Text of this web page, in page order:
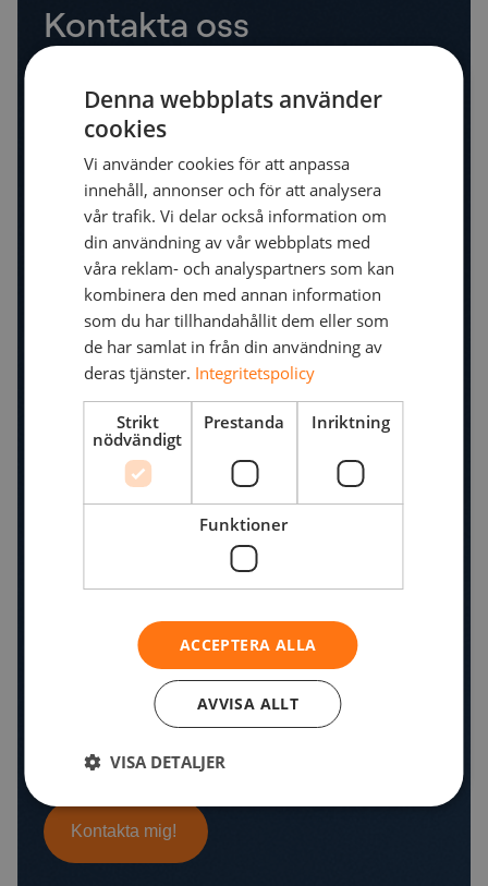
Kontakta oss
8 555 068 00
, skicka oss ett mail
sales.se@netnordic.com, eller fyll i formuläret så
återkommer vi till dig som snart som möjligt! Tack!
Denna webbplats använder
cookies
Vi använder cookies för att anpassa
innehåll, annonser och för att analysera
vår trafik. Vi delar också information om
din användning av vår webbplats med
våra reklam- och analyspartners som kan
kombinera den med annan information
som du har tillhandahållit dem eller som
de har samlat in från din användning av
deras tjänster. Integritetspolicy
Strikt
nödvändigt
Prestanda Inriktning
Funktioner
ACCEPTERA ALLA
AVVISA ALLT
VISA DETALJER